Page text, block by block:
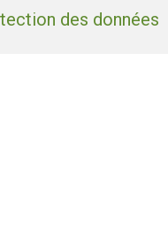
des données